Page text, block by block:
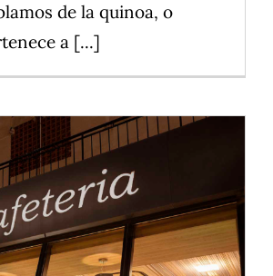
de la quinoa, o
a [...]